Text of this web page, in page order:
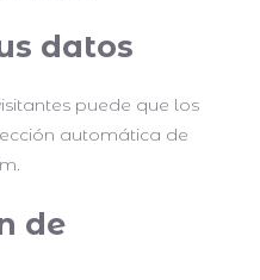
datos
puede que los
automática de
de